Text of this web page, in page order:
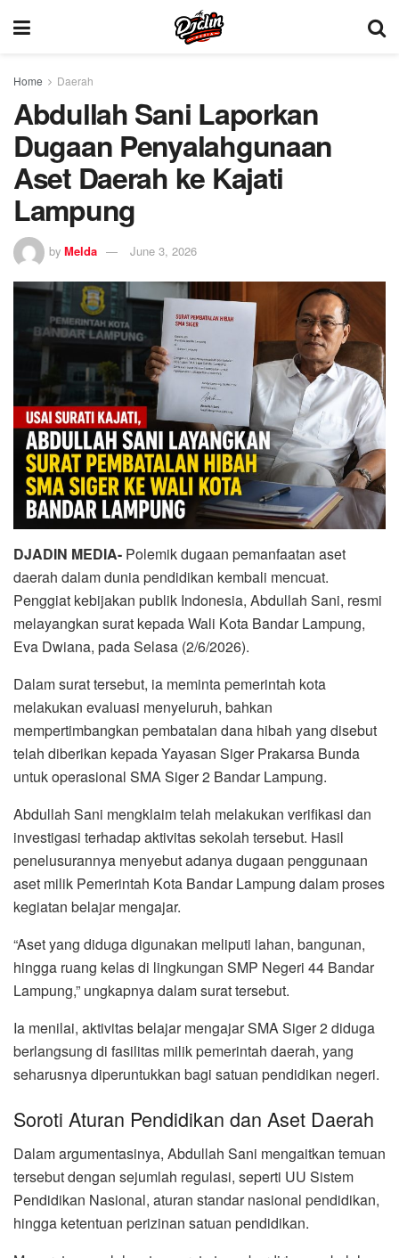
Home Daerah
Abdullah Sani Laporkan
Dugaan Penyalahgunaan
Aset Daerah ke Kajati
Lampung
by Melda June 3, 2026
DJADIN MEDIA- Polemik dugaan pemanfaatan aset
daerah dalam dunia pendidikan kembali mencuat.
Penggiat kebijakan publik Indonesia, Abdullah Sani, resmi
melayangkan surat kepada Wali Kota Bandar Lampung,
Eva Dwiana, pada Selasa (2/6/2026).
Dalam surat tersebut, ia meminta pemerintah kota
melakukan evaluasi menyeluruh, bahkan
mempertimbangkan pembatalan dana hibah yang disebut
telah diberikan kepada Yayasan Siger Prakarsa Bunda
untuk operasional SMA Siger 2 Bandar Lampung.
Abdullah Sani mengklaim telah melakukan verifikasi dan
investigasi terhadap aktivitas sekolah tersebut. Hasil
penelusurannya menyebut adanya dugaan penggunaan
aset milik Pemerintah Kota Bandar Lampung dalam proses
kegiatan belajar mengajar.
“Aset yang diduga digunakan meliputi lahan, bangunan,
hingga ruang kelas di lingkungan SMP Negeri 44 Bandar
Lampung,” ungkapnya dalam surat tersebut.
Ia menilai, aktivitas belajar mengajar SMA Siger 2 diduga
berlangsung di fasilitas milik pemerintah daerah, yang
seharusnya diperuntukkan bagi satuan pendidikan negeri.
Soroti Aturan Pendidikan dan Aset Daerah
Dalam argumentasinya, Abdullah Sani mengaitkan temuan
tersebut dengan sejumlah regulasi, seperti UU Sistem
Pendidikan Nasional, aturan standar nasional pendidikan,
hingga ketentuan perizinan satuan pendidikan.